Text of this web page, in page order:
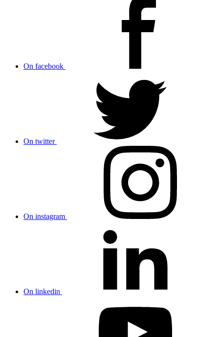
On facebook
On twitter
On instagram
On linkedin